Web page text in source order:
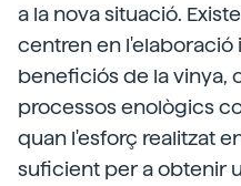
a la nova situació.
centren en
beneficiós de la vinya,
processos enològics
quan l'esforç realitzat
suficient per a obtenir